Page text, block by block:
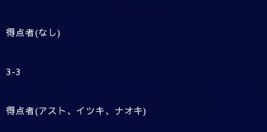
得点者(なし)
3-3
得点者(アスト、イツキ、ナオキ)